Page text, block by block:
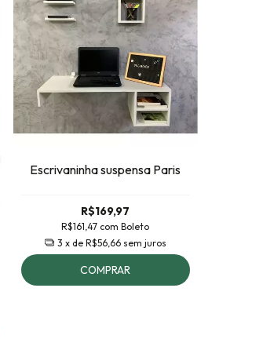
Escrivaninha suspensa Paris
R$169,97
R$161,47 com Boleto
3 x de R$56,66 sem juros
COMPRAR